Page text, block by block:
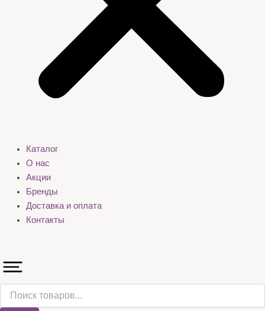
Каталог
О нас
Акции
Бренды
Доставка и оплата
Контакты